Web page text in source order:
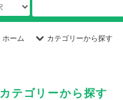
ホーム カテゴリーから探す
カテゴリーから探す